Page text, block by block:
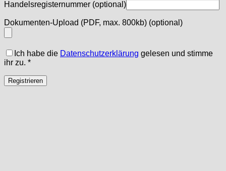
Handelsregisternummer (optional)
Dokumenten-Upload (PDF, max. 800kb) (optional)
Ich habe die Datenschutzerklärung gelesen und stimme
ihr zu. *
Registrieren